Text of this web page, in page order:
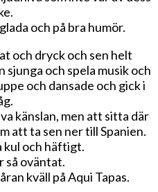
och på bra humör.
och dryck och sen helt
och spela musik och
och dansade och gick i
känslan, men att sitta där
att ta sen ner till Spanien.
kul och häftigt.
så oväntat.
kväll på Aqui Tapas.